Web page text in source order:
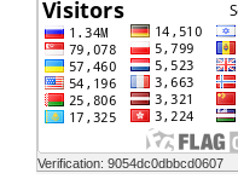
Verification: 9054dc0dbbcd0607